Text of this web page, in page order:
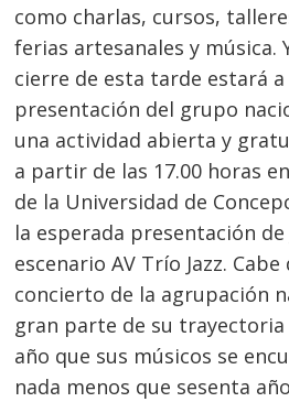
como charlas, cursos,
ferias artesanales y música.
cierre de esta tarde estará
presentación del grupo
una actividad abierta y
a partir de las 17.00 horas
de la Universidad de
la esperada presentación de
escenario AV Trío Jazz.
concierto de la agrupación
gran parte de su
año que sus músicos se
nada menos que sesenta